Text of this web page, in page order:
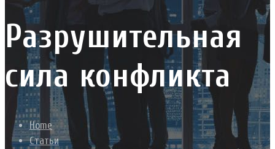
Разрушительная
сила конфликта
Home
Статьи